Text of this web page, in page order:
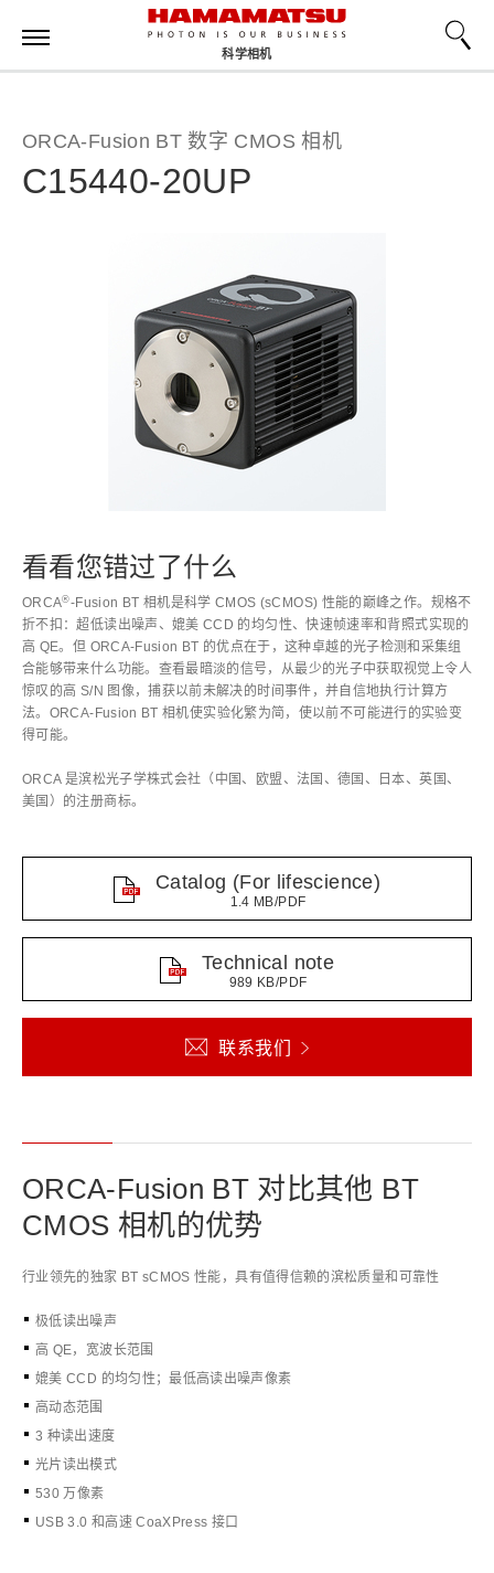
科学相机
ORCA-Fusion BT 数字 CMOS 相机
C15440-20UP
联系我们
看看您错过了什么
ORCA®-Fusion BT 相机是科学 CMOS (sCMOS) 性能的巅峰之作。规格不
折不扣：超低读出噪声、媲美 CCD 的均匀性、快速帧速率和背照式实现的
高 QE。但 ORCA-Fusion BT 的优点在于，这种卓越的光子检测和采集组
合能够带来什么功能。查看最暗淡的信号，从最少的光子中获取视觉上令人
惊叹的高 S/N 图像，捕获以前未解决的时间事件，并自信地执行计算方
法。ORCA-Fusion BT 相机使实验化繁为简，使以前不可能进行的实验变
得可能。
ORCA 是滨松光子学株式会社（中国、欧盟、法国、德国、日本、英国、
美国）的注册商标。
Catalog (For lifescience)
1.4 MB/PDF
Technical note
989 KB/PDF
ORCA-Fusion BT 对比其他 BT
CMOS 相机的优势
行业领先的独家 BT sCMOS 性能，具有值得信赖的滨松质量和可靠性
极低读出噪声
高 QE，宽波长范围
媲美 CCD 的均匀性；最低高读出噪声像素
高动态范围
3 种读出速度
光片读出模式
530 万像素
USB 3.0 和高速 CoaXPress 接口